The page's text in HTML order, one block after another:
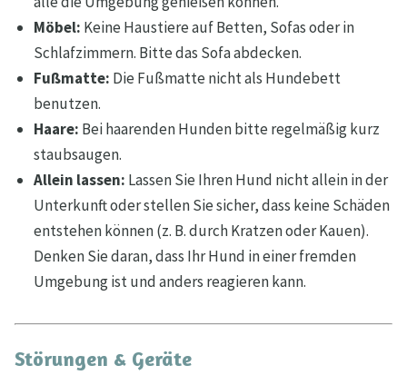
Möbel: Keine Haustiere auf Betten, Sofas oder in
Schlafzimmern. Bitte das Sofa abdecken.
Fußmatte: Die Fußmatte nicht als Hundebett
benutzen.
Haare: Bei haarenden Hunden bitte regelmäßig kurz
staubsaugen.
Allein lassen: Lassen Sie Ihren Hund nicht allein in der
Unterkunft oder stellen Sie sicher, dass keine Schäden
entstehen können (z. B. durch Kratzen oder Kauen).
Denken Sie daran, dass Ihr Hund in einer fremden
Umgebung ist und anders reagieren kann.
Störungen & Geräte